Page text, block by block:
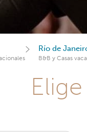
Río de
B&B y Casas